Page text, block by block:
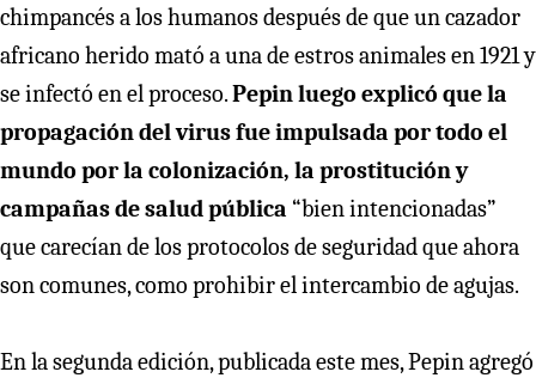
chimpancés a los humanos después de que un cazador
africano herido mató a una de estros animales en 1921 y
se infectó en el proceso.Pepin luego explicó que la
propagación del virus fue impulsada por todo el
mundo por la colonización, la prostitución y
campañas de salud pública “bien intencionadas”
que carecían de los protocolos de seguridad que ahora
son comunes, como prohibir el intercambio de agujas.
En la segunda edición, publicada este mes, Pepin agregó